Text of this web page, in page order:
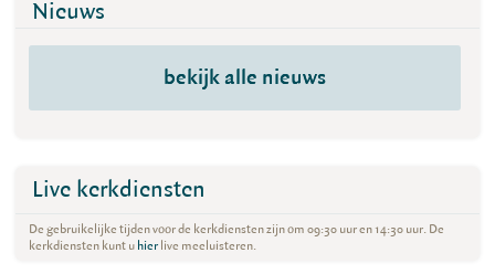
Nieuws
bekijk alle nieuws
Live kerkdiensten
De gebruikelijke tijden voor de kerkdiensten zijn om 09:30 uur en 14:30 uur. De
kerkdiensten kunt u hierlive meeluisteren.